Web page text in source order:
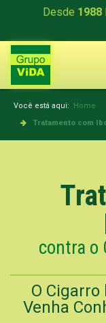
Desde 1988
Você está aqui: Home
Tratamento com
contra o
O
Venha